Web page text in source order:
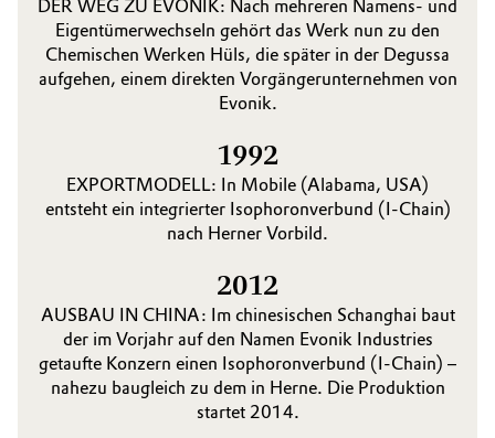
DER WEG ZU EVONIK: Nach mehreren Namens- und
Eigentümerwechseln gehört das Werk nun zu den
Chemischen Werken Hüls, die später in der Degussa
aufgehen, einem direkten Vorgängerunternehmen von
Evonik.
1992
EXPORTMODELL: In Mobile (Alabama, USA)
entsteht ein inte­grierter Isophoronverbund (I-Chain)
nach Herner Vorbild.
2012
AUSBAU IN CHINA: Im chinesischen Schanghai baut
der im Vorjahr auf den Namen Evonik Industries
getaufte Konzern einen Isophoron­verbund (I-Chain) –
nahezu baugleich zu dem in Herne. Die Produktion
startet 2014.